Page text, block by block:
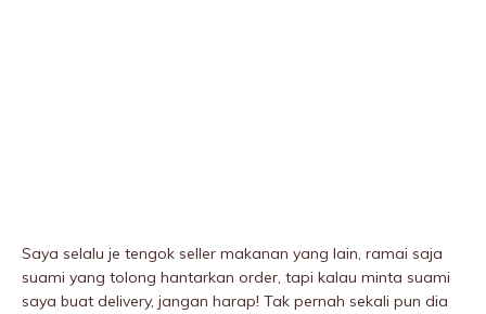
Saya selalu je tengok seller makanan yang lain, ramai saja
suami yang tolong hantarkan order, tapi kalau minta suami
saya buat delivery, jangan harap! Tak pernah sekali pun dia